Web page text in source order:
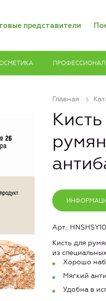
представители
Главная
Арт.: HNSHSY10
Кисть для
из
Хорошо
Мягкий
Удобна в